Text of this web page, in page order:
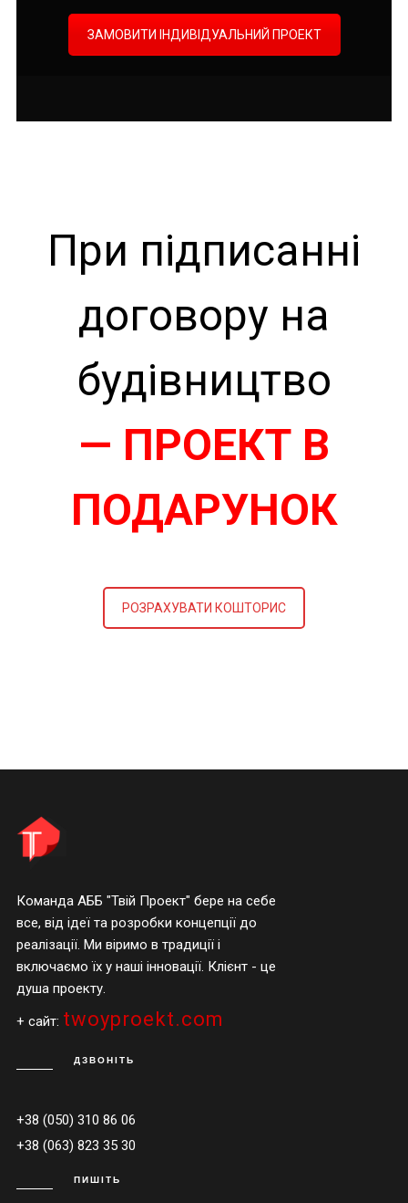
ЗАМОВИТИ ІНДИВІДУАЛЬНИЙ ПРОЕКТ
При підписанні
договору на
будівництво
— ПРОЕКТ В
ПОДАРУНОК
РОЗРАХУВАТИ КОШТОРИС
Команда АББ "Твій Проект" бере на себе
все, від ідеї та розробки концепції до
реалізації. Ми віримо в традиції і
включаємо їх у наші інновації. Клієнт - це
душа проекту.
+ сайт: twoyproekt.com
ДЗВОНІТЬ
+38 (050) 310 86 06
+38 (063) 823 35 30
ПИШІТЬ